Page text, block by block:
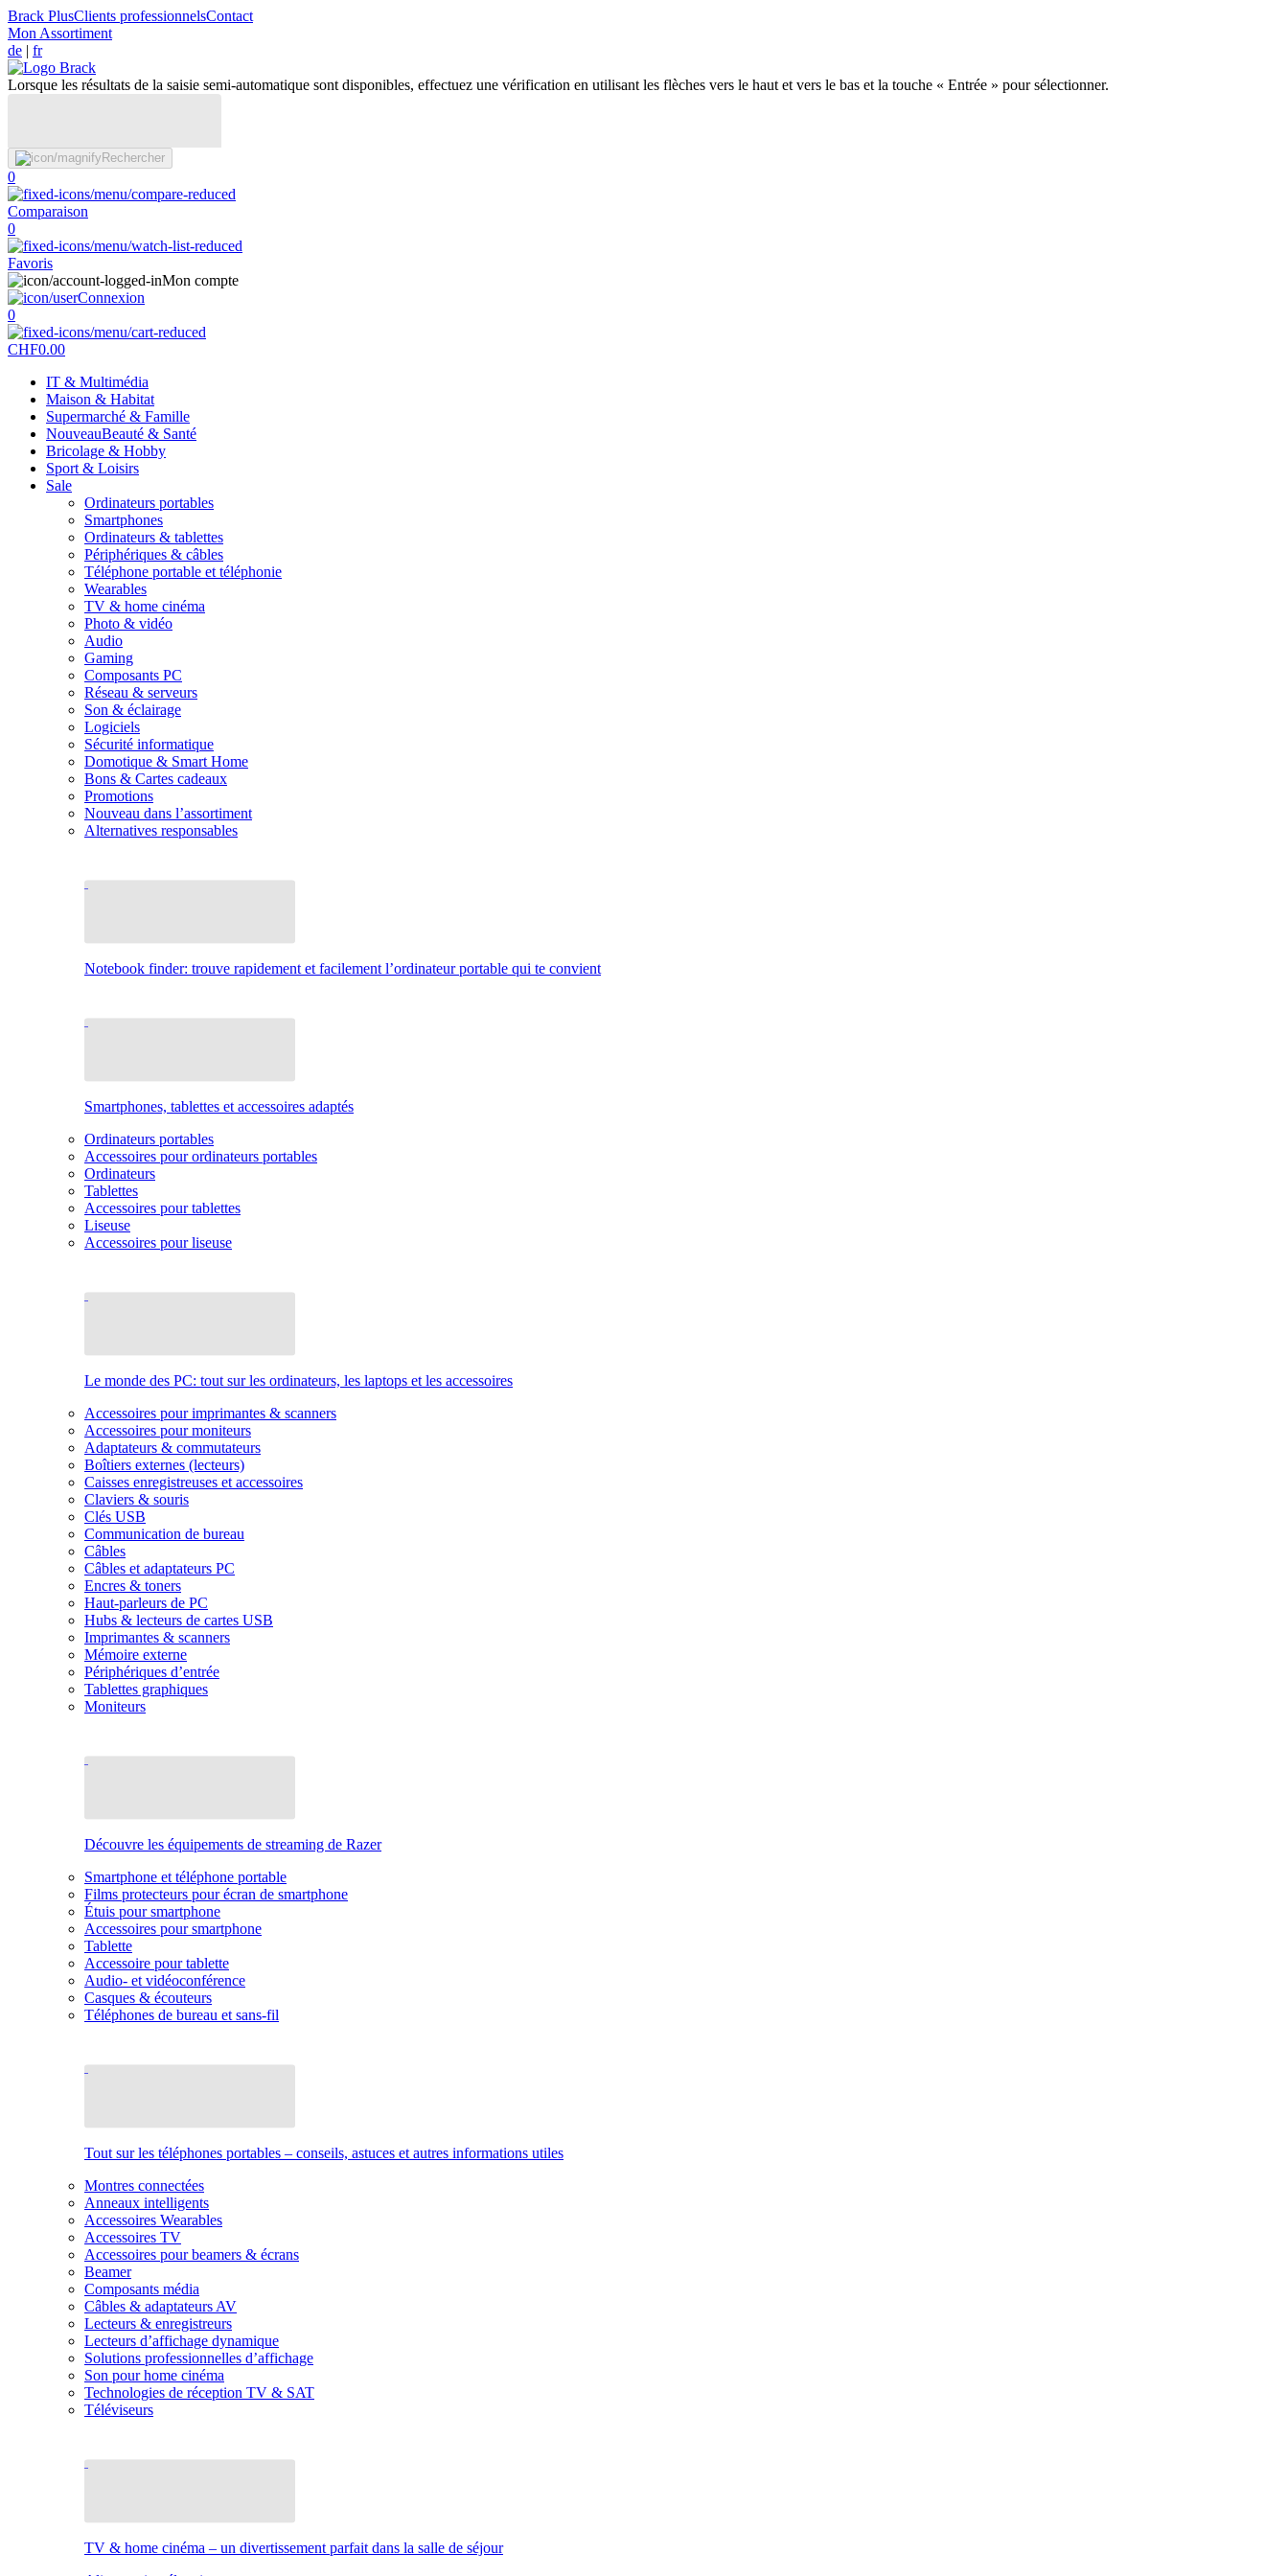
Brack PlusClients professionnelsContact
Mon Assortiment
de | fr
Lorsque les résultats de la saisie semi-automatique sont disponibles, effectuez une vérification en utilisant les flèches vers le haut et vers le bas et la touche « Entrée » pour sélectionner.
Rechercher
0
Comparaison
0
Favoris
Mon compte
Connexion
0
CHF0.00
IT & Multimédia
Maison & Habitat
Supermarché & Famille
NouveauBeauté & Santé
Bricolage & Hobby
Sport & Loisirs
Sale
Ordinateurs portables
Smartphones
Ordinateurs & tablettes
Périphériques & câbles
Téléphone portable et téléphonie
Wearables
TV & home cinéma
Photo & vidéo
Audio
Gaming
Composants PC
Réseau & serveurs
Son & éclairage
Logiciels
Sécurité informatique
Domotique & Smart Home
Bons & Cartes cadeaux
Promotions
Nouveau dans l’assortiment
Alternatives responsables
Notebook finder: trouve rapidement et facilement l’ordinateur portable qui te convient
Smartphones, tablettes et accessoires adaptés
Ordinateurs portables
Accessoires pour ordinateurs portables
Ordinateurs
Tablettes
Accessoires pour tablettes
Liseuse
Accessoires pour liseuse
Le monde des PC: tout sur les ordinateurs, les laptops et les accessoires
Accessoires pour imprimantes & scanners
Accessoires pour moniteurs
Adaptateurs & commutateurs
Boîtiers externes (lecteurs)
Caisses enregistreuses et accessoires
Claviers & souris
Clés USB
Communication de bureau
Câbles
Câbles et adaptateurs PC
Encres & toners
Haut-parleurs de PC
Hubs & lecteurs de cartes USB
Imprimantes & scanners
Mémoire externe
Périphériques d’entrée
Tablettes graphiques
Moniteurs
Découvre les équipements de streaming de Razer
Smartphone et téléphone portable
Films protecteurs pour écran de smartphone
Étuis pour smartphone
Accessoires pour smartphone
Tablette
Accessoire pour tablette
Audio- et vidéoconférence
Casques & écouteurs
Téléphones de bureau et sans-fil
Tout sur les téléphones portables – conseils, astuces et autres informations utiles
Montres connectées
Anneaux intelligents
Accessoires Wearables
Accessoires TV
Accessoires pour beamers & écrans
Beamer
Composants média
Câbles & adaptateurs AV
Lecteurs & enregistreurs
Lecteurs d’affichage dynamique
Solutions professionnelles d’affichage
Son pour home cinéma
Technologies de réception TV & SAT
Téléviseurs
TV & home cinéma – un divertissement parfait dans la salle de séjour